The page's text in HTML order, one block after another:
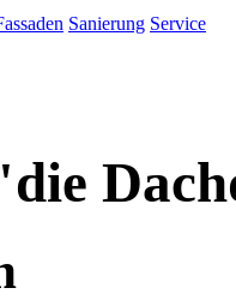
Sanierung Service